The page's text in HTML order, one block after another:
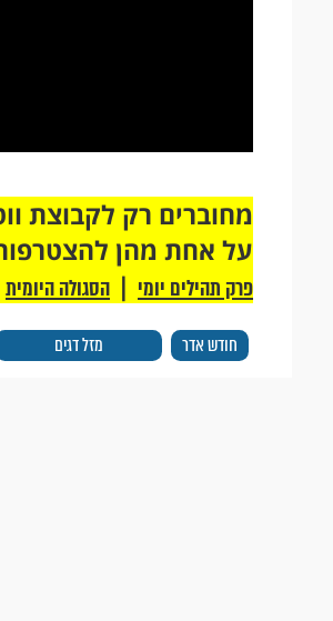
חודש אדר מזל דגים
על אחת מהן
פרק תהילים יומי | הסגולה היומית